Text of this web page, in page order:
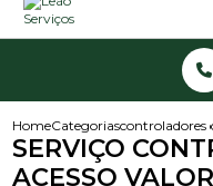
HomeCategoriascontroladores
SERVIÇO
ACESSO